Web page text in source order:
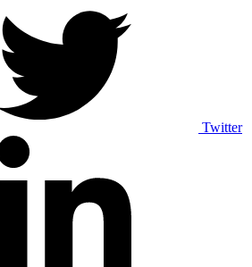
Twitter